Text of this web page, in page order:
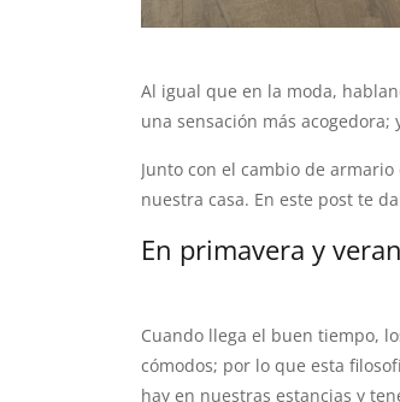
Al igual que en la moda,
una sensación más
Junto con el cambio de
nuestra casa. En este post te
En primavera y
Cuando llega el buen tiempo,
cómodos; por lo que esta
hay en nuestras estancias y